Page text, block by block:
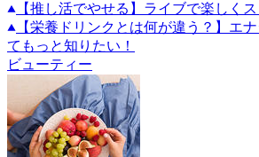
【推し活でやせる】ライブで楽しく
【栄養ドリンクとは何が違う？】エ
てもっと知りたい！
ビューティー